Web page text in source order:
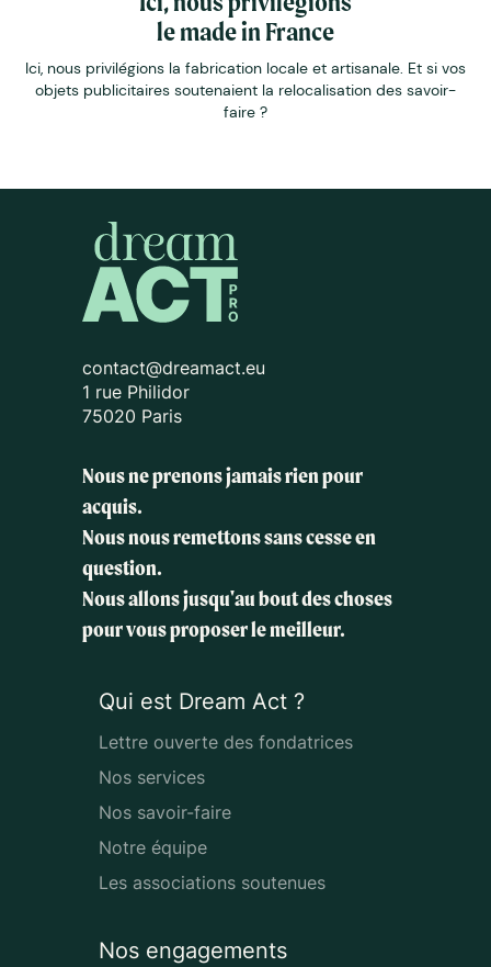
le made in France
Ici, nous privilégions la fabrication locale et artisanale. Et si vos
objets publicitaires soutenaient la relocalisation des savoir-
faire ?
contact@dreamact.eu
1 rue Philidor
75020 Paris
Nous ne prenons jamais rien pour
acquis.
Nous nous remettons sans cesse en
question.
Nous allons jusqu'au bout des choses
pour vous proposer le meilleur.
Qui est Dream Act ?
Lettre ouverte des fondatrices
Nos services
Nos savoir-faire
Notre équipe
Les associations soutenues
Nos engagements